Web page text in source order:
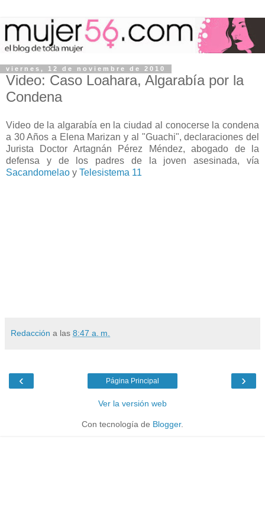
viernes, 12 de noviembre de 2010
Video: Caso Loahara, Algarabía por la
Condena
Video de la algarabía en la ciudad al conocerse la condena
a 30 Años a Elena Marizan y al "Guachi", declaraciones del
Jurista Doctor Artagnán Pérez Méndez, abogado de la
defensa y de los padres de la joven asesinada, vía
Sacandomelao y Telesistema 11
Redacción a las 8:47 a. m.
‹ ›
Página Principal
Ver la versión web
Con tecnología de Blogger.